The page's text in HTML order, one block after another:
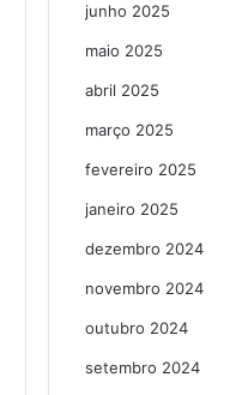
junho 2025
maio 2025
abril 2025
março 2025
fevereiro 2025
janeiro 2025
dezembro 2024
novembro 2024
outubro 2024
setembro 2024